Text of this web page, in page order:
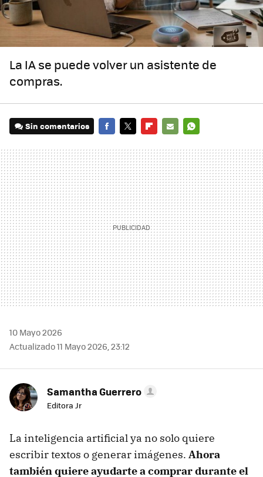
La IA se puede volver un asistente de
compras.
Sin comentarios
MAIL
10 Mayo 2026
Actualizado 11 Mayo 2026, 23:12
Samantha Guerrero
Editora Jr
La inteligencia artificial ya no solo quiere
escribir textos o generar imágenes. Ahora
también quiere ayudarte a comprar durante el